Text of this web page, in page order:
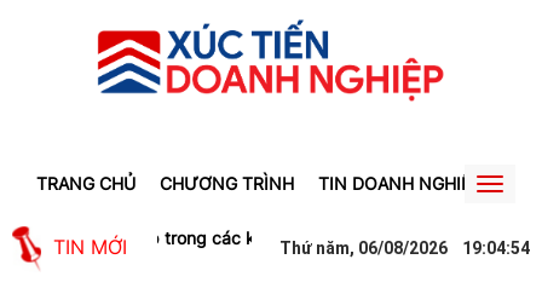
TRANG CHỦ CHƯƠNG TRÌNH TIN DOANH NGHIỆP Toggle
TIN MỚI
doanh nghiệp trong các khu công nghiệp ở Lâm Đồng săn đón
Thứ năm, 06/08/2026 19:04:54